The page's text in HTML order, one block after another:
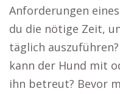
Anforderungen
du die nötige Zeit,
täglich
kann der Hund mit
ihn betreut? Bevor